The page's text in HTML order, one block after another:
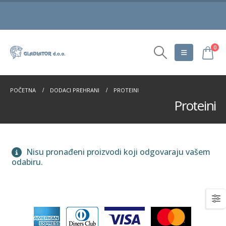
0
POČETNA DODACI PREHRANI PROTEINI
Proteini
Nisu pronađeni proizvodi koji odgovaraju vašem
odabiru.